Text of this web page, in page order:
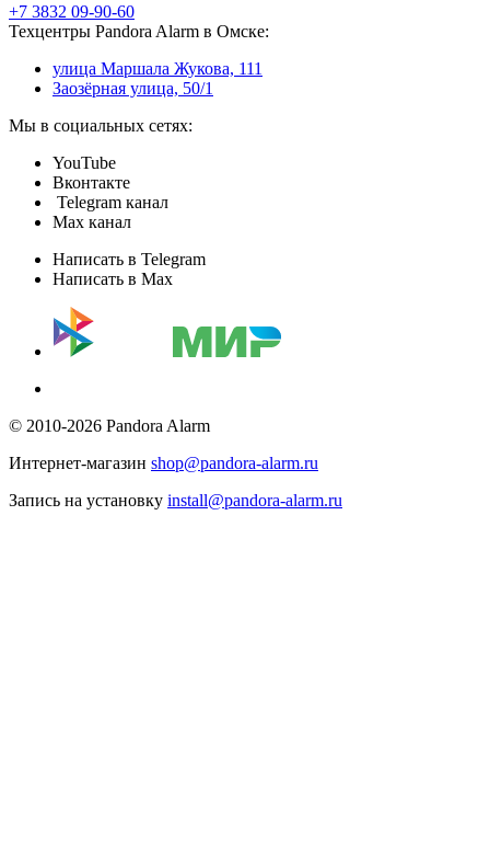
+7 3832 09-90-60
Техцентры Pandora Alarm в Омске:
улица Маршала Жукова, 111
Заозёрная улица, 50/1
Мы в социальных сетях:
YouTube
Вконтакте
Telegram канал
Max канал
Написать в Telegram
Написать в Max
© 2010-2026 Pandora Alarm
Интернет-магазин shop@pandora-alarm.ru
Запись на установку install@pandora-alarm.ru